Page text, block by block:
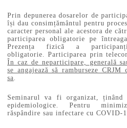
Prin depunerea dosarelor de
își dau consimțământul pentru
caracter personal ale acestora de
participarea obligatorie pe
Prezența fizică a
obligatorie. Participarea prin
În caz de neparticipare, generală
se angajează să ramburseze
sa
Seminarul va fi organizat,
epidemiologice. Pentru
răspândire sau infectare cu COVID-